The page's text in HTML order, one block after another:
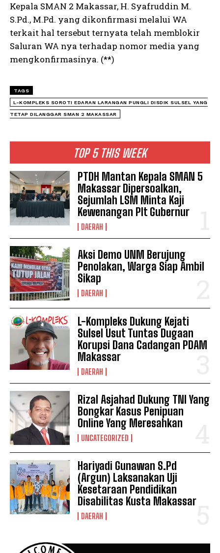
TOP 5 THIS WEEK
PTDH Mantan Kepala SMAN 5
Makassar Dipersoalkan,
Sejumlah LSM Minta Kaji
Kewenangan Plt Gubernur
DAERAH
Aksi Demo UNM Berujung
Penolakan, Warga Siap Ambil
Sikap
DAERAH
L-Kompleks Dukung Kejati
Sulsel Usut Tuntas Dugaan
Korupsi Dana Cadangan PDAM
Makassar
DAERAH
Rizal Asjahad Dukung TNI Yang
Bongkar Kasus Penipuan
Online Yang Meresahkan
UNCATEGORIZED
Hariyadi Gunawan S.Pd
(Argun) Laksanakan Uji
Kesetaraan Pendidikan
Disabilitas Kusta Makassar
DAERAH
Kepala SMAN 2 Makassar, H. Syafruddin M.
S.Pd., M.Pd. yang dikonfirmasi melalui WA
terkait hal tersebut ternyata telah memblokir
Saluran WA nya terhadap nomor media yang
mengkonfirmasinya. (**)
TAGS
L-KOMPLEKS SOROTI EDARAN LARANGAN PUNGLI DISDIK SULSEL YANG
TETAP DILANGGAR SMAN 2 MAKASSAR